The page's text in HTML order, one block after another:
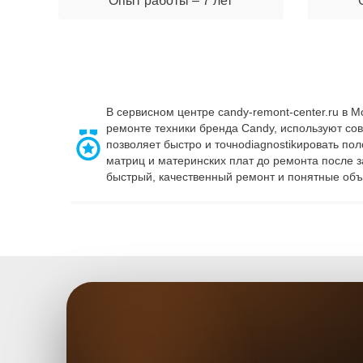
В сервисном центре candy-remont-center.ru в
ремонте техники бренда Candy, используют
позволяет быстро и точноdiagnostikировать
матриц и материнских плат до ремонта после
быстрый, качественный ремонт и понятные